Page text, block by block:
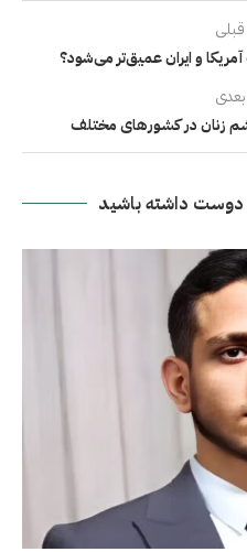
قبلی
و ایران عمیق‌تر می‌شود؟
بعدی
زنان در کشورهای مختلف
داشته باشید